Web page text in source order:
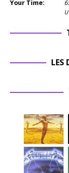
Your Time: 6:
LES